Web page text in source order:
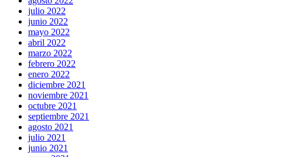
julio 2022
junio 2022
mayo 2022
abril 2022
marzo 2022
febrero 2022
enero 2022
diciembre 2021
noviembre 2021
octubre 2021
septiembre 2021
agosto 2021
julio 2021
junio 2021